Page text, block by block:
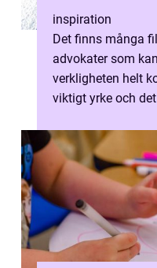
inspiration
Det finns många
advokater som
verkligheten helt
viktigt yrke och